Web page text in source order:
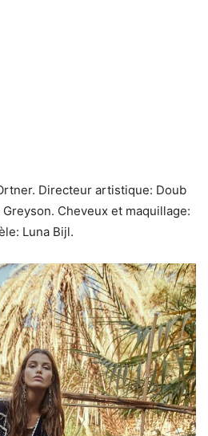
Directeur artistique: Doub
Cheveux et maquillage:
Luna Bijl.